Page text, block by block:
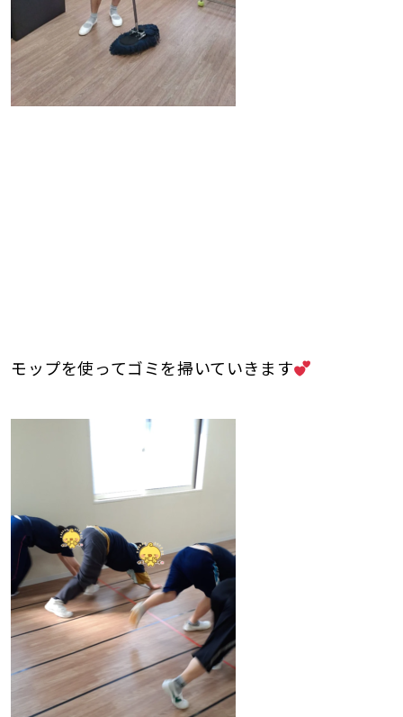
モップを使ってゴミを掃いていきます